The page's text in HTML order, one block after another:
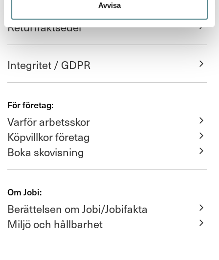
Avvisa
Returfraktsedel
Integritet / GDPR
För företag:
Varför arbetsskor
Köpvillkor företag
Boka skovisning
Om Jobi:
Berättelsen om Jobi/Jobifakta
Miljö och hållbarhet